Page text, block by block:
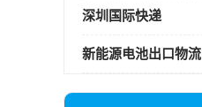
深圳国际快递
新能源电池出口物流